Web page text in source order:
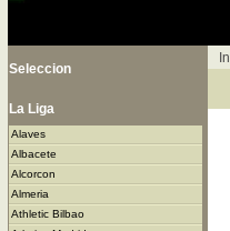
Seleccion
La Liga
Alaves
Albacete
Alcorcon
Almeria
Athletic Bilbao